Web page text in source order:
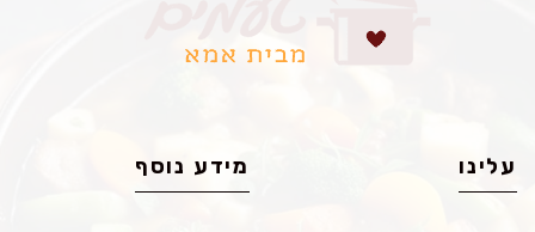
עלינו מידע נוסף